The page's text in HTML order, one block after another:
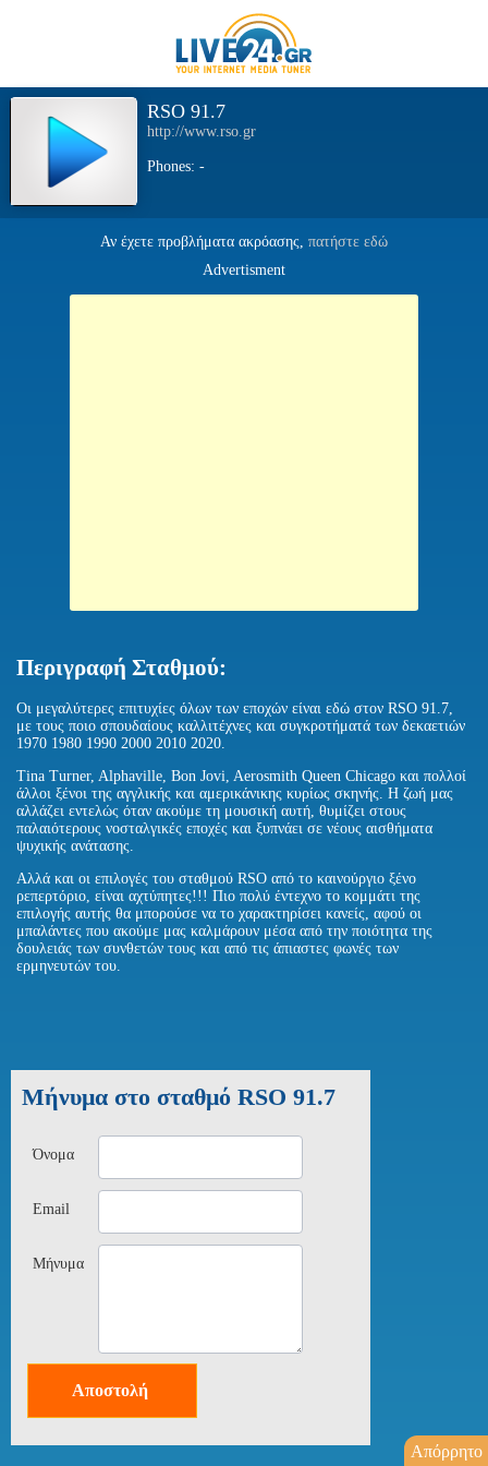
RSO 91.7
http://www.rso.gr
Phones: -
Αν έχετε προβλήματα ακρόασης, πατήστε εδώ
Advertisment
Περιγραφή Σταθμού:
Οι μεγαλύτερες επιτυχίες όλων των εποχών είναι εδώ στον RSO 91.7,
με τους ποιο σπουδαίους καλλιτέχνες και συγκροτήματά των δεκαετιών
1970 1980 1990 2000 2010 2020.
Tina Turner, Alphaville, Bon Jovi, Aerosmith Queen Chicago και πολλοί
άλλοι ξένοι της αγγλικής και αμερικάνικης κυρίως σκηνής. Η ζωή μας
αλλάζει εντελώς όταν ακούμε τη μουσική αυτή, θυμίζει στους
παλαιότερους νοσταλγικές εποχές και ξυπνάει σε νέους αισθήματα
ψυχικής ανάτασης.
Αλλά και οι επιλογές του σταθμού RSO από το καινούργιο ξένο
ρεπερτόριο, είναι αχτύπητες!!! Πιο πολύ έντεχνο το κομμάτι της
επιλογής αυτής θα μπορούσε να το χαρακτηρίσει κανείς, αφού οι
μπαλάντες που ακούμε μας καλμάρουν μέσα από την ποιότητα της
δουλειάς των συνθετών τους και από τις άπιαστες φωνές των
ερμηνευτών του.
Μήνυμα στο σταθμό RSO 91.7
Όνομα
Email
Μήνυμα
Αποστολή
Απόρρητο